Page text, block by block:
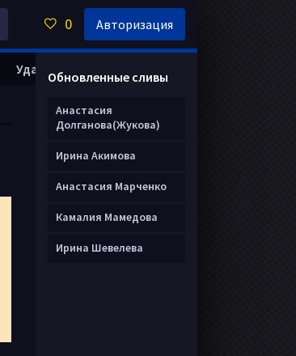
Удалить анкету
Обновленные сливы
Анастасия
Долганова(Жукова)
Ирина Акимова
Анастасия Марченко
Камалия Мамедова
Ирина Шевелева
0 Авторизация